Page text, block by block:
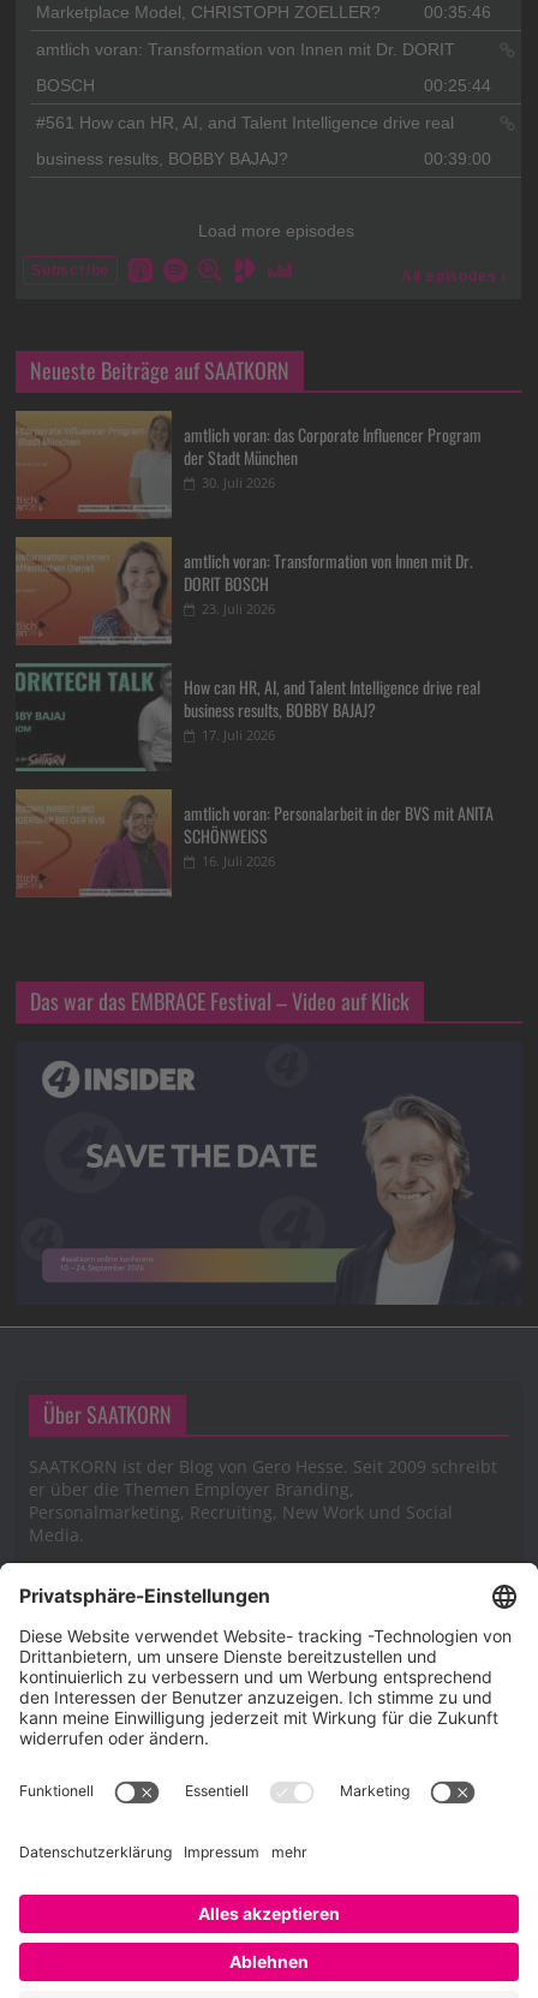
Neueste Beiträge auf SAATKORN
amtlich voran: das Corporate Influencer Program
der Stadt München
30. Juli 2026
amtlich voran: Transformation von Innen mit Dr.
DORIT BOSCH
23. Juli 2026
How can HR, AI, and Talent Intelligence drive real
business results, BOBBY BAJAJ?
17. Juli 2026
amtlich voran: Personalarbeit in der BVS mit ANITA
SCHÖNWEISS
16. Juli 2026
Das war das EMBRACE Festival – Video auf Klick
Über SAATKORN
SAATKORN ist der Blog von Gero Hesse. Seit 2009 schreibt
er über die Themen Employer Branding,
Personalmarketing, Recruiting, New Work und Social
Media.
Impressum
Impressum
Cookie-Richtlinie (EU)